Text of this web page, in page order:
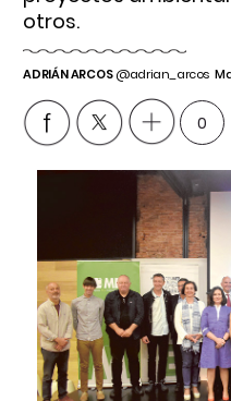
otros.
ADRIÁN ARCOS@adrian_arcos
0